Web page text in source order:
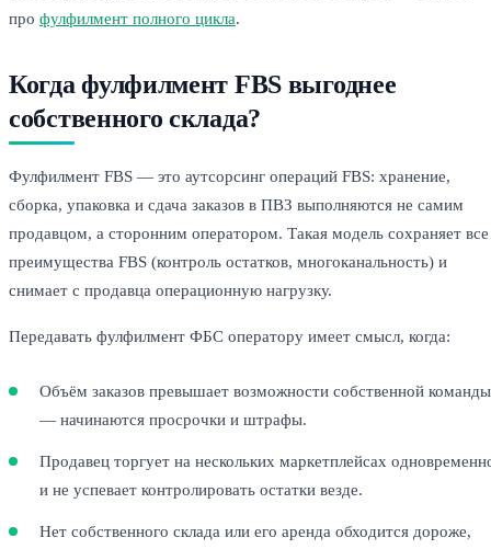
про фулфилмент полного цикла.
Когда фулфилмент FBS выгоднее
собственного склада?
Фулфилмент FBS — это аутсорсинг операций FBS: хранение,
сборка, упаковка и сдача заказов в ПВЗ выполняются не самим
продавцом, а сторонним оператором. Такая модель сохраняет все
преимущества FBS (контроль остатков, многоканальность) и
снимает с продавца операционную нагрузку.
Передавать фулфилмент ФБС оператору имеет смысл, когда:
Объём заказов превышает возможности собственной команды
— начинаются просрочки и штрафы.
Продавец торгует на нескольких маркетплейсах
и не успевает контролировать остатки везде.
Нет собственного склада или его аренда обходится дороже,